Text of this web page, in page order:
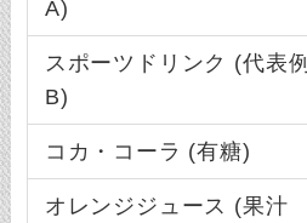
A)
スポーツドリンク (代表例
B)
コカ・コーラ (有糖)
オレンジジュース (果汁